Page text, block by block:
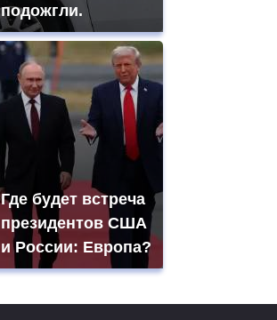
подожгли.
Где будет встреча
президентов США
и России: Европа?